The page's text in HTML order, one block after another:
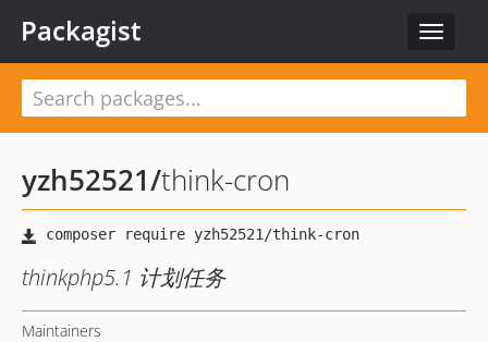
Toggle
Packagist
yzh52521/think-cron
thinkphp5.1 计划任务
Maintainers